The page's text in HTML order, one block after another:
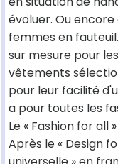
évoluer. Ou encore
femmes en
sur mesure pour
vêtements
pour leur facilité
a pour toutes les
Le « Fashion for all »
Après le « Design